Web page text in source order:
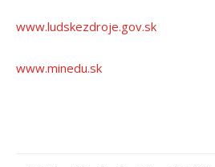
www.ludskezdroje.gov.sk
www.minedu.sk